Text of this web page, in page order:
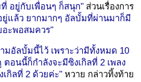
อยู่กับเพื่อนๆ ก็สนุก" ส่วนเรื่องการ
แล้ว ยากมากๆ อัลบั้มที่ผ่านมาก็มี
อะพอสมควร"
อัลบั้มนี้ไว้ เพราะว่ามีทั้งหมด 10
ตอนนี้ก็กำลังจะมีซิงเกิลที่ 2 เพลง
เกิลที่ 2 ด้วยค่ะ" หวาย กล่าวทิ้งท้าย